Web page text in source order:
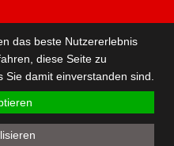
das beste Nutzererlebnis
diese Seite zu
Sie damit einverstanden sind.